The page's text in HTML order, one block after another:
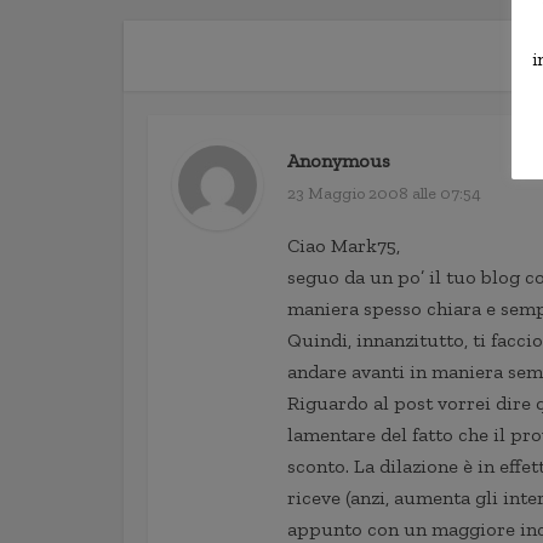
Anonymous
23 Maggio 2008 alle 07:54
Ciao Mark75,
seguo da un po’ il tuo blog
maniera spesso chiara e
Quindi, innanzitutto, ti
andare avanti in maniera
Riguardo al post vorrei dire
lamentare del fatto che il
sconto. La dilazione è in
riceve (anzi, aumenta gli
appunto con un maggiore